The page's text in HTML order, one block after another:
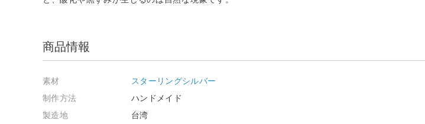
商品情報
素材
スターリングシルバー
制作方法
ハンドメイド
製造地
台湾